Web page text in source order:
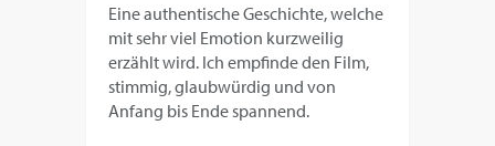
Eine authentische Geschichte, welche
mit sehr viel Emotion kurzweilig
erzählt wird. Ich empfinde den Film,
stimmig, glaubwürdig und von
Anfang bis Ende spannend.